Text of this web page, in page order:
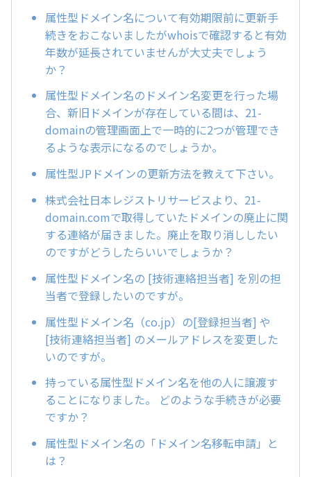
属性型ドメイン名について有効期限前に更新手
続きをおこないましたがwhoisで確認すると有効
年数が延長されていませんが大丈夫でしょう
か？
属性型ドメイン名のドメイン名変更を行った場
合、新旧ドメインが存在している間は、21-
domainの管理画面上で一時的に2つが管理でき
るような表示になるのでしょうか。
属性型JPドメインの更新方法を教えて下さい。
株式会社日本レジストリサービスより、21-
domain.comで取得していたドメインの廃止に関
する連絡が届きました。廃止を取り消ししたい
のですがどうしたらいいでしょうか？
属性型ドメイン名の [技術連絡担当者] を別の担
当者で登録したいのですが。
属性型ドメイン名（co.jp）の[登録担当者] や
[技術連絡担当者] のメールアドレスを変更した
いのですが。
持っている属性型ドメイン名を他の人に譲渡す
ることになりました。 どのような手続きが必要
ですか？
属性型ドメイン名の「ドメイン名移転申請」と
は？